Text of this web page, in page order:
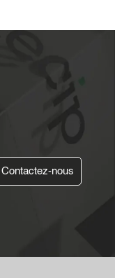
Contactez-nous